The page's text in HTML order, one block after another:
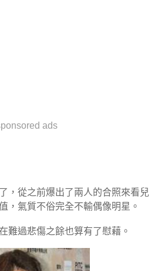
ads
，從之前爆出了兩人的合照來看兒
，氣質不俗完全不輸偶像明星。
難過悲傷之餘也算有了慰藉。